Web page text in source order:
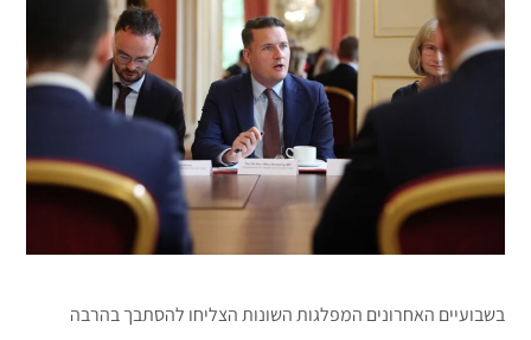
בשבועיים האחרונים המפלגות השונות הצליחו להסתבך בהרבה